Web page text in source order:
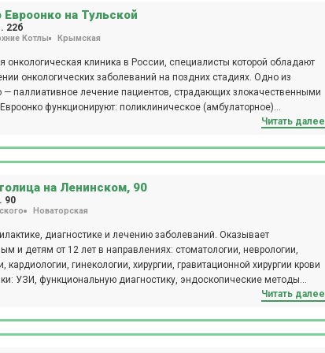
и т.д. Клиника Семейная на Первомайской, 42 – место,
оборудования, проконсультироваться с врачами любой
факторы, совокупно присутствующие в каждом отдельном
клиникой Семейная у м. Измайловской, особенно
от мала до велика.
на Тульской
22б
Котлы Крымская
онкологическая клиника в России, специалисты которой обладают
онкологических заболеваний на поздних стадиях. Одно из
паллиативное лечение пациентов, страдающих злокачественными
функционируют: поликлиническое (амбулаторное)
центр интервенционной хирургии (рентгенохирургии), центр
лечения меланомы, центр онкомаммологии, центр управления
неврологических, эндокринных и других заболеваний на
активно внедряют новейшие методы органосохраняющего
(fast-track surgery) — минимально травмирующую
заболеваний (торакоцентезы, плевроцентезы, дренирующие
Читать далее
на Ленинском, 90
90
Новаторская
диагностике и лечению заболеваний. Оказывает
и детям от 12 лет в направлениях: стоматологии, неврологии,
гинекологии, хирургии, гравитационной хирургии крови
УЗИ, функциональную диагностику, эндоскопические методы
10 минут езды (автобус № 616; маршрутка № 616).
Читать далее